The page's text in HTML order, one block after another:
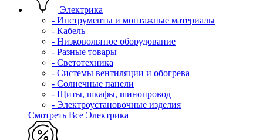
Электрика
- Инструменты и монтажные материалы
- Кабель
- Низковольтное оборудование
- Разные товары
- Светотехника
- Системы вентиляции и обогрева
- Солнечные панели
- Щиты, шкафы, шинопровод
- Электроустановочные изделия
Смотреть Все Электрика